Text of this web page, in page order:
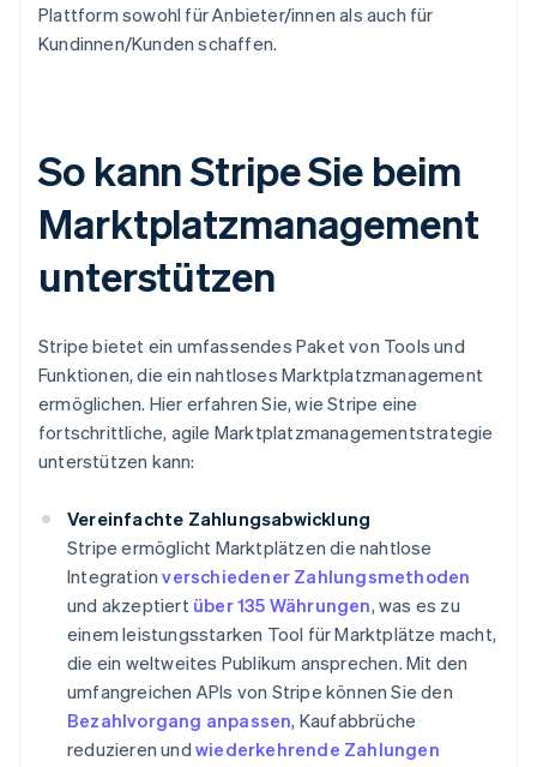
Plattform sowohl für Anbieter/innen als auch für
Kundinnen/Kunden schaffen.
So kann Stripe Sie beim
Marktplatzmanagement
unterstützen
Stripe bietet ein umfassendes Paket von Tools und
Funktionen, die ein nahtloses Marktplatzmanagement
ermöglichen. Hier erfahren Sie, wie Stripe eine
fortschrittliche, agile Marktplatzmanagementstrategie
unterstützen kann:
Vereinfachte Zahlungsabwicklung
Stripe ermöglicht Marktplätzen die nahtlose
Integrationverschiedener Zahlungsmethoden
und akzeptiert über 135 Währungen, was es zu
einem leistungsstarken Tool für Marktplätze macht,
die ein weltweites Publikum ansprechen. Mit den
umfangreichen APIs von Stripe können Sie den
Bezahlvorgang anpassen, Kaufabbrüche
reduzieren und wiederkehrende Zahlungen